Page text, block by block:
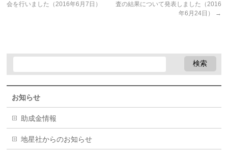
会を行いました（2016年6月7日）
査の結果について発表しました（2016
年6月24日）
→
お知らせ
助成金情報
地星社からのお知らせ